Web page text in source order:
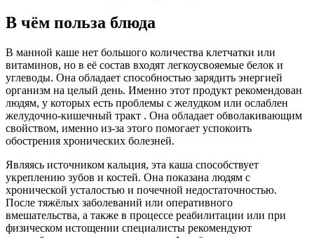
В чём польза блюда
В манной каше нет большого количества клетчатки или
витаминов, но в её состав входят легкоусвояемые белок и
углеводы. Она обладает способностью зарядить энергией
организм на целый день. Именно этот продукт рекомендован
людям, у которых есть проблемы с желудком или ослаблен
желудочно-кишечный тракт . Она обладает обволакивающим
свойством, именно из-за этого помогает успокоить
обострения хронических болезней.
Являясь источником кальция, эта каша способствует
укреплению зубов и костей. Она показана людям с
хронической усталостью и почечной недостаточностью.
После тяжёлых заболеваний или оперативного
вмешательства, а также в процессе реабилитации или при
физическом истощении специалисты рекомендуют